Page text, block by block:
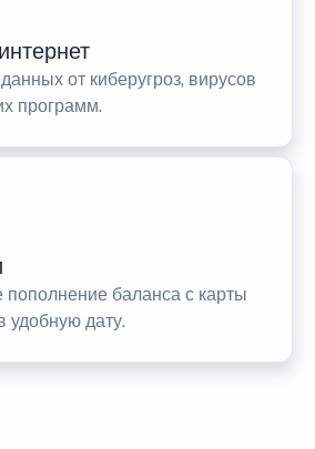
от киберугроз, вирусов
программ.
пополнение баланса с карты
удобную дату.